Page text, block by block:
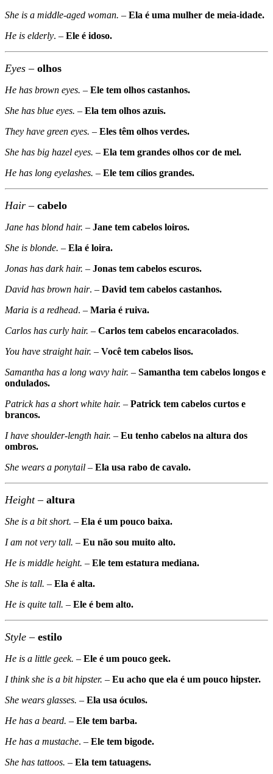
She is a middle-aged woman. – Ela é uma mulher de meia-idade.
He is elderly. – Ele é idoso.
Eyes – olhos
He has brown eyes. – Ele tem olhos castanhos.
She has blue eyes. – Ela tem olhos azuis.
They have green eyes. – Eles têm olhos verdes.
She has big hazel eyes. – Ela tem grandes olhos cor de mel.
He has long eyelashes. – Ele tem cílios grandes.
Hair – cabelo
Jane has blond hair. – Jane tem cabelos loiros.
She is blonde. – Ela é loira.
Jonas has dark hair. – Jonas tem cabelos escuros.
David has brown hair. – David tem cabelos castanhos.
Maria is a redhead. – Maria é ruiva.
Carlos has curly hair. – Carlos tem cabelos encaracolados.
You have straight hair. – Você tem cabelos lisos.
Samantha has a long wavy hair. – Samantha tem cabelos longos e
ondulados.
Patrick has a short white hair. – Patrick tem cabelos curtos e
brancos.
I have shoulder-length hair. – Eu tenho cabelos na altura dos
ombros.
She wears a ponytail – Ela usa rabo de cavalo.
Height– altura
She is a bit short. – Ela é um pouco baixa.
I am not very tall. – Eu não sou muito alto.
He is middle height. – Ele tem estatura mediana.
She is tall. – Ela é alta.
He is quite tall. – Ele é bem alto.
Style – estilo
He is a little geek. – Ele é um pouco geek.
I think she is a bit hipster. – Eu acho que ela é um pouco hipster.
She wears glasses. – Ela usa óculos.
He has a beard. – Ele tem barba.
He has a mustache. – Ele tem bigode.
She has tattoos. – Ela tem tatuagens.